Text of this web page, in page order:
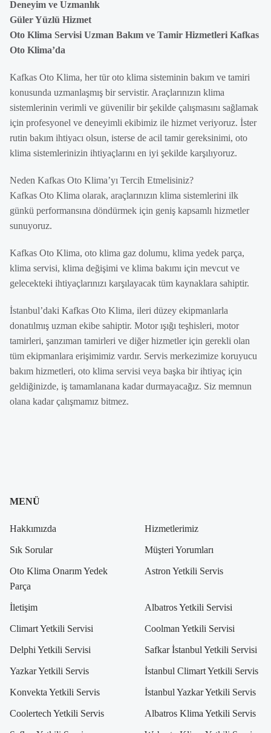
Deneyim ve Uzmanlık
Güler Yüzlü Hizmet
Oto Klima Servisi Uzman Bakım ve Tamir Hizmetleri Kafkas
Oto Klima’da
Kafkas Oto Klima, her tür oto klima sisteminin bakım ve tamiri
konusunda uzmanlaşmış bir servistir. Araçlarınızın klima
sistemlerinin verimli ve güvenilir bir şekilde çalışmasını sağlamak
için profesyonel ve deneyimli ekibimiz ile hizmet veriyoruz. İster
rutin bakım ihtiyacı olsun, isterse de acil tamir gereksinimi, oto
klima sistemlerinizin ihtiyaçlarını en iyi şekilde karşılıyoruz.
Neden Kafkas Oto Klima’yı Tercih Etmelisiniz?
Kafkas Oto Klima olarak, araçlarınızın klima sistemlerini ilk
günkü performansına döndürmek için geniş kapsamlı hizmetler
sunuyoruz.
Kafkas Oto Klima, oto klima gaz dolumu, klima yedek parça,
klima servisi, klima değişimi ve klima bakımı için mevcut ve
gelecekteki ihtiyaçlarınızı karşılayacak tüm kaynaklara sahiptir.
İstanbul’daki Kafkas Oto Klima, ileri düzey ekipmanlarla
donatılmış uzman ekibe sahiptir. Motor ışığı teşhisleri, motor
tamirleri, şanzıman tamirleri ve diğer hizmetler için gerekli olan
tüm ekipmanlara erişimimiz vardır. Servis merkezimize koruyucu
bakım hizmetleri, oto klima servisi veya başka bir ihtiyaç için
geldiğinizde, iş tamamlanana kadar durmayacağız. Siz memnun
olana kadar çalışmamız bitmez.
MENÜ
Hakkımızda Hizmetlerimiz
Sık Sorular Müşteri Yorumları
Oto Klima Onarım Yedek
Parça
Astron Yetkili Servis
İletişim Albatros Yetkili Servisi
Climart Yetkili Servisi Coolman Yetkili Servisi
Delphi Yetkili Servisi Safkar İstanbul Yetkili Servisi
Yazkar Yetkili Servis İstanbul Climart Yetkili Servis
Konvekta Yetkili Servis İstanbul Yazkar Yetkili Servis
Coolertech Yetkili Servis Albatros Klima Yetkili Servis